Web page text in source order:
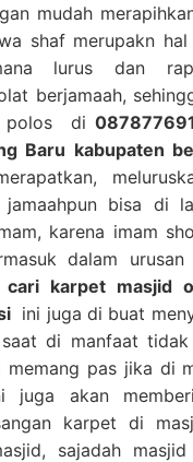
mudah
shaf merupakn
lurus dan
berjamaah,
polos di
Baru kabupaten
jamaahpun bisa di
karena imam
dalam
karpet masjid
ini juga di buat
di manfaat tidak
pas jika di
juga akan
karpet di
sajadah